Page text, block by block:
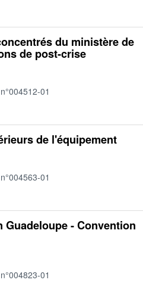
du ministère de
de post-crise
01
de l'équipement
01
- Convention
01